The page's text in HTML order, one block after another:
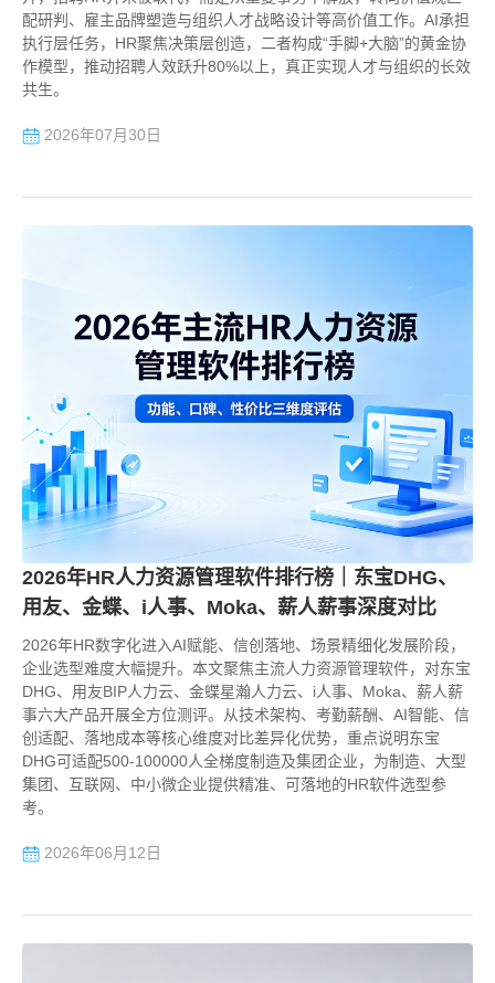
配研判、雇主品牌塑造与组织人才战略设计等高价值工作。AI承担
执行层任务，HR聚焦决策层创造，二者构成“手脚+大脑”的黄金协
作模型，推动招聘人效跃升80%以上，真正实现人才与组织的长效
共生。
2026年07月30日
2026年HR人力资源管理软件排行榜｜东宝DHG、
用友、金蝶、i人事、Moka、薪人薪事深度对比
2026年HR数字化进入AI赋能、信创落地、场景精细化发展阶段，
企业选型难度大幅提升。本文聚焦主流人力资源管理软件，对东宝
DHG、用友BIP人力云、金蝶星瀚人力云、i人事、Moka、薪人薪
事六大产品开展全方位测评。从技术架构、考勤薪酬、AI智能、信
创适配、落地成本等核心维度对比差异化优势，重点说明东宝
DHG可适配500-100000人全梯度制造及集团企业，为制造、大型
集团、互联网、中小微企业提供精准、可落地的HR软件选型参
考。
2026年06月12日